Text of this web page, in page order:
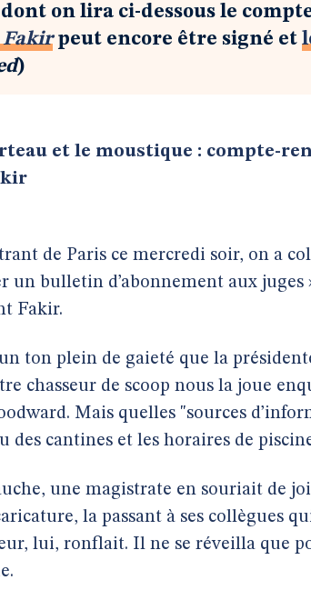
on lira ci-dessous le
Fakirpeut encore être signé et
)
et le moustique : compte-
de Paris ce mercredi soir, on a
un bulletin d’abonnement aux
Fakir.
ton plein de gaieté que la
chasseur de scoop nous la joue
Mais quelles "sources
des cantines et les horaires de
une magistrate en souriait de
la passant à ses collègues
lui, ronflait. Il ne se réveilla que